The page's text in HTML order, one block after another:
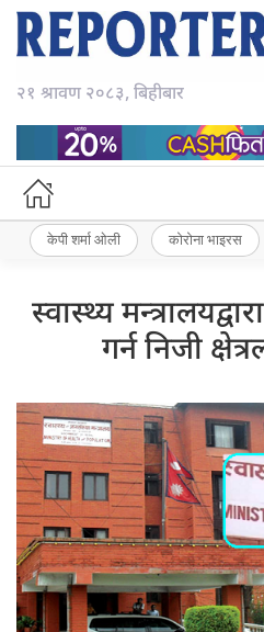
२१ श्रावण २०८३, बिहीबार
केपी शर्मा ओली कोरोना भाइरस
स्वास्थ्य
गर्न निजी